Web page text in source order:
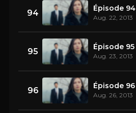
94 Épisode 94
Aug. 22, 2013
95 Épisode 95
Aug. 23, 2013
96 Épisode 96
Aug. 26, 2013